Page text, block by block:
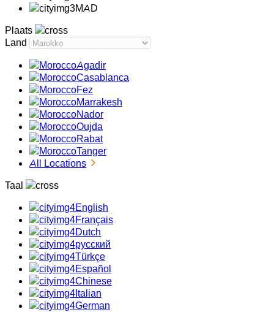
MAD
Plaats
Land
Agadir
Casablanca
Fez
Marrakesh
Nador
Oujda
Rabat
Tanger
All Locations
Taal
English
Français
Dutch
русский
Türkçe
Español
Chinese
Italian
German